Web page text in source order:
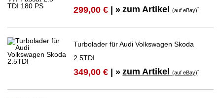
299,00 € | » zum Artikel(auf eBay)*
Turbolader für Audi Volkswagen Skoda
2.5TDI
349,00 € | » zum Artikel(auf eBay)*